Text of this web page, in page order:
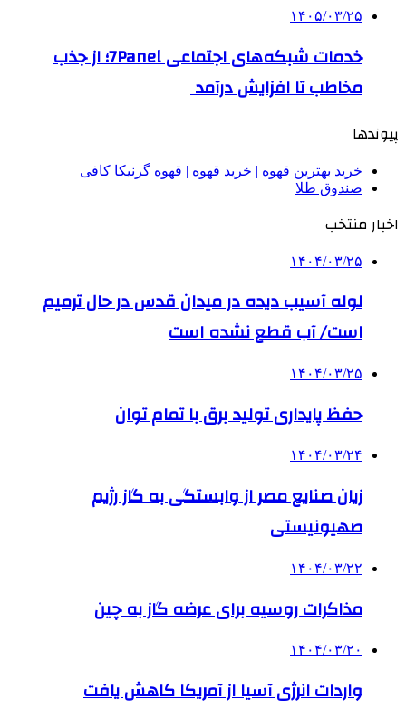
۱۴۰۵/۰۳/۲۵
خدمات شبکه‌های اجتماعی 7Panel؛ از جذب
مخاطب تا افزایش درآمد
پیوندها
خرید بهترین قهوه | خرید قهوه | قهوه گرنیکا کافی
صندوق طلا
اخبار منتخب
۱۴۰۴/۰۳/۲۵
لوله آسیب دیده در میدان قدس در حال ترمیم
است/ آب قطع نشده است
۱۴۰۴/۰۳/۲۵
حفظ پایداری تولید برق با تمام توان
۱۴۰۴/۰۳/۲۴
زیان صنایع مصر از وابستگی به گاز رژیم
صهیونیستی
۱۴۰۴/۰۳/۲۲
مذاکرات روسیه برای عرضه گاز به چین
۱۴۰۴/۰۳/۲۰
واردات انرژی آسیا از آمریکا کاهش یافت